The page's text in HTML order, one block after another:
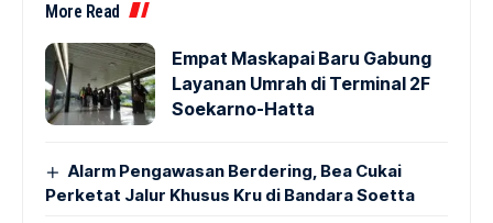
More Read
Empat Maskapai Baru Gabung
Layanan Umrah di Terminal 2F
Soekarno-Hatta
Alarm Pengawasan Berdering, Bea Cukai
Perketat Jalur Khusus Kru di Bandara Soetta